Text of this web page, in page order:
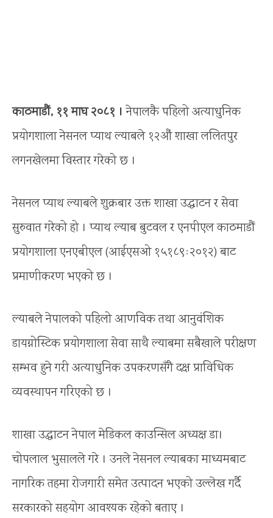
काठमाडौं, ११ माघ २०८१ । नेपालकै पहिलो अत्याधुनिक
प्रयोगशाला नेसनल प्याथ ल्याबले १२औं शाखा ललितपुर
लगनखेलमा विस्तार गरेको छ ।
नेसनल प्याथ ल्याबले शुक्रबार उक्त शाखा उद्घाटन र सेवा
सुरुवात गरेको हो । प्याथ ल्याब बुटवल र एनपीएल काठमाडौं
प्रयोगशाला एनएबीएल (आईएसओ १५१८९ः२०१२) बाट
प्रमाणीकरण भएको छ ।
ल्याबले नेपालको पहिलो आणविक तथा आनुवंशिक
डायग्नोस्टिक प्रयोगशाला सेवा साथै ल्याबमा सबैखाले परीक्षण
सम्भव हुने गरी अत्याधुनिक उपकरणसँगै दक्ष प्राविधिक
व्यवस्थापन गरिएको छ ।
शाखा उद्घाटन नेपाल मेडिकल काउन्सिल अध्यक्ष डा।
चोपलाल भुसालले गरे । उनले नेसनल ल्याबका माध्यमबाट
नागरिक तहमा रोजगारी समेत उत्पादन भएको उल्लेख गर्दै
सरकारको सहयोग आवश्यक रहेको बताए ।